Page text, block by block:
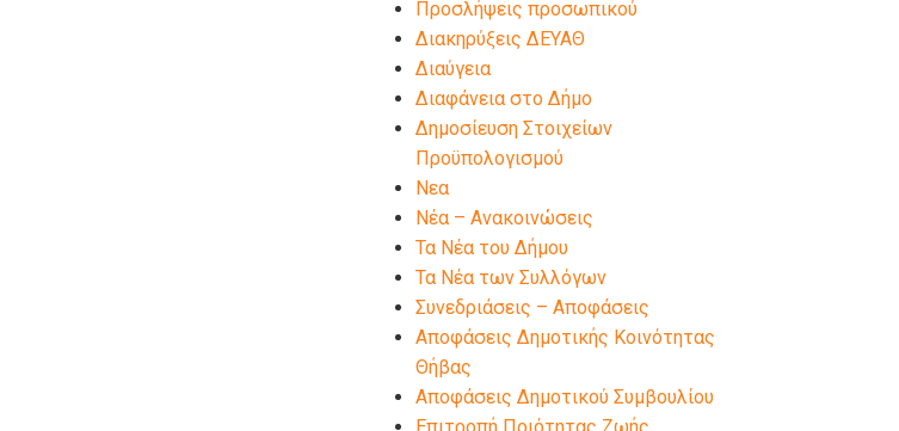
Προσλήψεις προσωπικού
Διακηρύξεις ΔΕΥΑΘ
Διαύγεια
Διαφάνεια στο Δήμο
Δημοσίευση Στοιχείων
Προϋπολογισμού
Νεα
Νέα – Ανακοινώσεις
Τα Νέα του Δήμου
Τα Νέα των Συλλόγων
Συνεδριάσεις – Αποφάσεις
Αποφάσεις Δημοτικής Κοινότητας
Θήβας
Αποφάσεις Δημοτικού Συμβουλίου